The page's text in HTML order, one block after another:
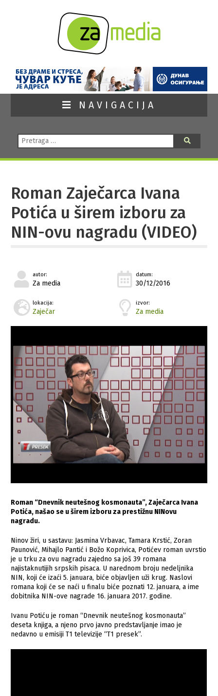
NAVIGACIJA
Pretraga:
Roman Zaječarca Ivana
Potića u širem izboru za
NIN-ovu nagradu (VIDEO)
autor:
Za media
datum:
30/12/2016
lokacija:
Zaječar
izvor:
Za media
Roman “Dnevnik neutešnog kosmonauta”, Zaječarca Ivana
Potića, našao se u širem izboru za prestižnu NINovu
nagradu.
Ninov žiri, u sastavu: Jasmina Vrbavac, Tamara Krstić, Zoran
Paunović, Mihajlo Pantić i Božo Koprivica, Potićev roman uvrstio
je u trku za ovu nagradu zajedno sa još 39 romana
najistaknutijih srpskih pisaca. U narednom broju nedeljnika
NIN, koji će izaći 5. januara, biće objavljen uži krug. Naslovi
romana koji će se naći u finalu biće poznati 12. januara, a ime
dobitnika NIN-ove nagrade 16. januara 2017. godine.
Ivanu Potiću je roman “Dnevnik neutešnog kosmonauta”
deseta knjiga, a njeno prvo javno predstavljanje imao je
nedavno u emisiji T1 televizije “T1 presek”.